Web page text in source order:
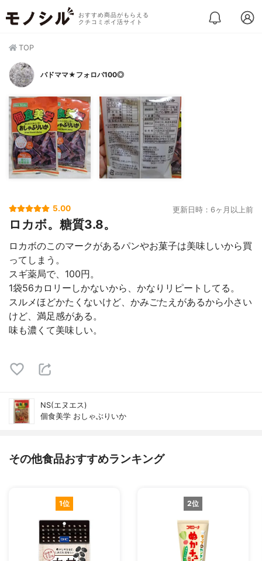
おすすめ商品がもらえる
クチコミポイ活サイト
TOP
バドママ★フォロバ100◎
5.00 更新日時：6ヶ月以上前
ロカボ。糖質3.8。
ロカボのこのマークがあるパンやお菓子は美味しいから買
ってしまう。
スギ薬局で、100円。
1袋56カロリーしかないから、かなりリピートしてる。
スルメほどかたくないけど、かみごたえがあるから小さい
けど、満足感がある。
味も濃くて美味しい。
NS(エヌエス)
個食美学 おしゃぶりいか
その他食品おすすめランキング
1位 2位